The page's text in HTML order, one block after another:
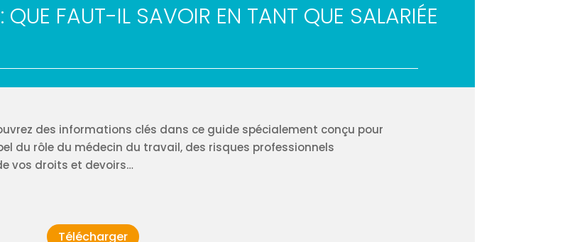
QUE FAUT-IL SAVOIR EN TANT QUE SALARIÉE
des informations clés dans ce guide spécialement conçu pour
du rôle du médecin du travail, des risques professionnels
vos droits et devoirs…
Télécharger